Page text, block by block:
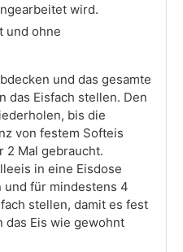
wird.
und das gesamte
das Eisfach stellen. Den
bis die
von festem Softeis
2 Mal gebraucht.
in eine Eisdose
für mindestens 4
stellen, damit es fest
das Eis wie gewohnt